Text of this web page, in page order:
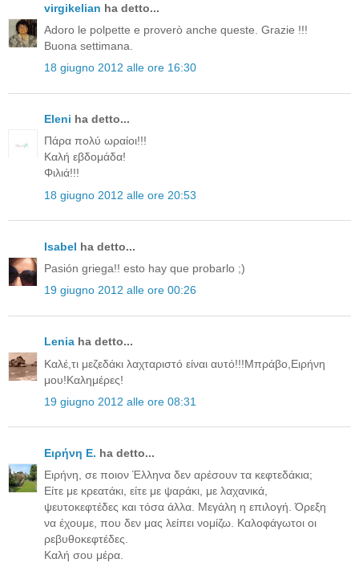
virgikelian ha detto...
Adoro le polpette e proverò anche queste. Grazie !!!
Buona settimana.
18 giugno 2012 alle ore 16:30
Eleni ha detto...
Πάρα πολύ ωραίοι!!!
Καλή εβδομάδα!
Φιλιά!!!
18 giugno 2012 alle ore 20:53
Isabel ha detto...
Pasión griega!! esto hay que probarlo ;)
19 giugno 2012 alle ore 00:26
Lenia ha detto...
Καλέ,τι μεζεδάκι λαχταριστό είναι αυτό!!!Μπράβο,Ειρήνη
μου!Καλημέρες!
19 giugno 2012 alle ore 08:31
Ειρήνη Ε. ha detto...
Ειρήνη, σε ποιον Έλληνα δεν αρέσουν τα κεφτεδάκια;
Είτε με κρεατάκι, είτε με ψαράκι, με λαχανικά,
ψευτοκεφτέδες και τόσα άλλα. Μεγάλη η επιλογή. Όρεξη
να έχουμε, που δεν μας λείπει νομίζω. Καλοφάγωτοι οι
ρεβυθοκεφτέδες.
Καλή σου μέρα.